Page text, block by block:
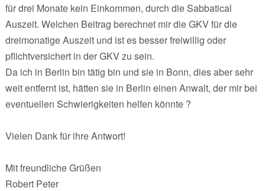
für drei Monate kein Einkommen, durch die Sabbatical
Auszeit. Welchen Beitrag berechnet mir die GKV für die
dreimonatige Auszeit und ist es besser freiwillig oder
pflichtversichert in der GKV zu sein.
Da ich in Berlin bin tätig bin und sie in Bonn, dies aber sehr
weit entfernt ist, hätten sie in Berlin einen Anwalt, der mir bei
eventuellen Schwierigkeiten helfen könnte ?
Vielen Dank für ihre Antwort!
Mit freundliche Grüßen
Robert Peter